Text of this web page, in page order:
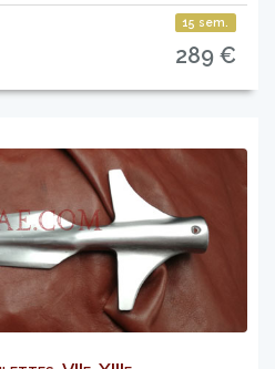
15 sem.
289 €